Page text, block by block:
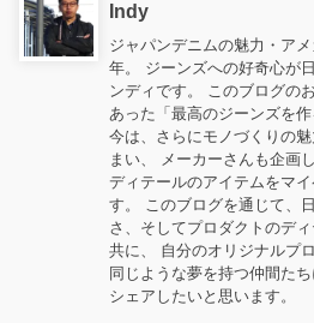
Indy
ジャパンデニムの魅力・ア
年。 ジーンズへの好奇心が
ンディです。 このブログの
あった「最高のジーンズを
今は、さらにモノづくりの
まい、 メーカーさんも企画
ディテールのアイテムをマ
す。 このブログを通じて、
さ、そしてプロダクトのデ
共に、 自分のオリジナルプ
同じような夢を持つ仲間た
シェアしたいと思います。